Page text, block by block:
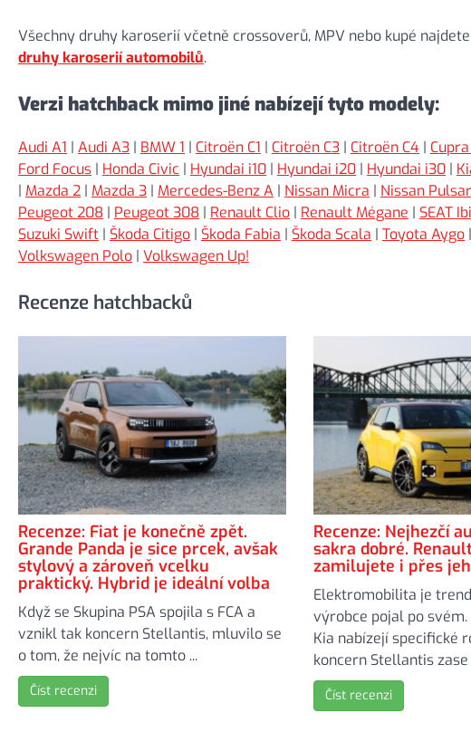
Všechny druhy karoserií včetně crossoverů, MPV nebo kupé
druhy karoserií automobilů.
Verzi hatchback mimo jiné nabízejí tyto modely:
Audi A1 | Audi A3 | BMW 1 | Citroën C1 | Citroën C3 | Citroën C4 |
Ford Focus | Honda Civic | Hyundai i10 | Hyundai i20 | Hyundai i30 |
| Mazda 2 | Mazda 3 | Mercedes-Benz A | Nissan Micra | Nissan Pulsar
Peugeot 208 | Peugeot 308 | Renault Clio | Renault Mégane | SEAT
Suzuki Swift | Škoda Citigo | Škoda Fabia | Škoda Scala | Toyota Aygo |
Volkswagen Polo | Volkswagen Up!
Recenze hatchbacků
Recenze: Fiat je konečně zpět.
Grande Panda je sice prcek, avšak
stylový a zároveň vcelku
praktický. Hybrid je ideální volba
Když se Skupina PSA spojila s FCA a
vznikl tak koncern Stellantis, mluvilo se
o tom, že nejvíc na tomto ...
Číst recenzi
Recenze: Nejhezčí
sakra dobré.
zamilujete i přes
Elektromobilita je
výrobce pojal po
Kia nabízejí specifické
koncern Stellantis zase
Číst recenzi